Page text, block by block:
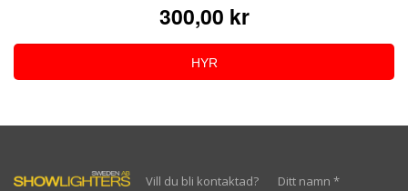
300,00 kr
HYR
Vill du bli kontaktad? Ditt namn *